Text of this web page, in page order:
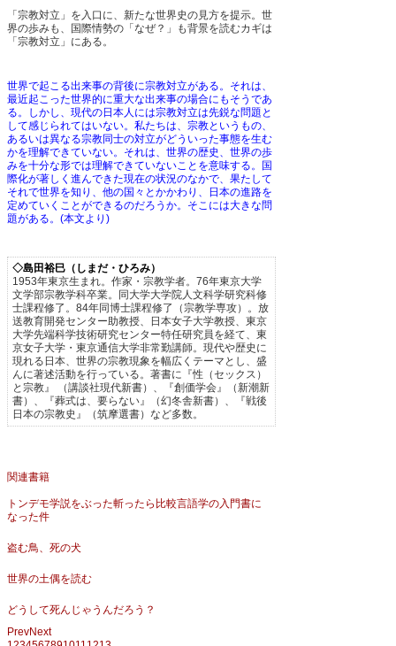
「宗教対立」を入口に、新たな世界史の見方を提示。世
界の歩みも、国際情勢の「なぜ？」も背景を読むカギは
「宗教対立」にある。
世界で起こる出来事の背後に宗教対立がある。それは、
最近起こった世界的に重大な出来事の場合にもそうであ
る。しかし、現代の日本人には宗教対立は先鋭な問題と
して感じられてはいない。私たちは、宗教というもの、
あるいは異なる宗教同士の対立がどういった事態を生む
かを理解できていない。それは、世界の歴史、世界の歩
みを十分な形では理解できていないことを意味する。国
際化が著しく進んできた現在の状況のなかで、果たして
それで世界を知り、他の国々とかかわり、日本の進路を
定めていくことができるのだろうか。そこには大きな問
題がある。(本文より)
◇島田裕巳（しまだ・ひろみ）
1953年東京生まれ。作家・宗教学者。76年東京大学
文学部宗教学科卒業。同大学大学院人文科学研究科修
士課程修了。84年同博士課程修了（宗教学専攻）。放
送教育開発センター助教授、日本女子大学教授、東京
大学先端科学技術研究センター特任研究員を経て、東
京女子大学・東京通信大学非常勤講師。現代や歴史に
現れる日本、世界の宗教現象を幅広くテーマとし、盛
んに著述活動を行っている。著書に『性（セックス）
と宗教』 （講談社現代新書）、『創価学会』（新潮新
書）、『葬式は、要らない』（幻冬舎新書）、『戦後
日本の宗教史』（筑摩選書）など多数。
関連書籍
トンデモ学説をぶった斬ったら比較言語学の入門書に
なった件
盗む鳥、死の犬
世界の土偶を読む
どうして死んじゃうんだろう？
PrevNext